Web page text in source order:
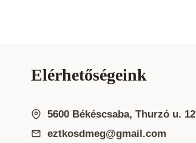
Elérhetőségeink
5600 Békéscsaba, Thurzó u. 12
eztkosdmeg@gmail.com